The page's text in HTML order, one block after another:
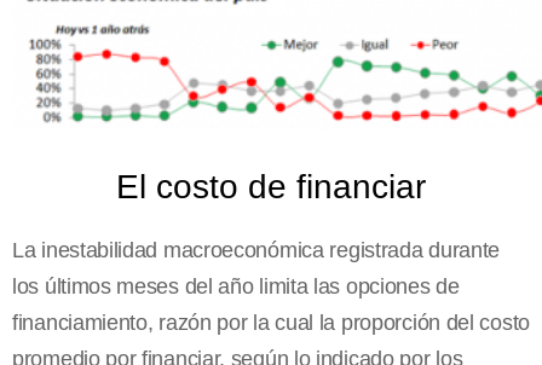
El costo de financiar
La inestabilidad macroeconómica registrada durante
los últimos meses del año limita las opciones de
financiamiento, razón por la cual la proporción del costo
promedio por financiar, según lo indicado por los